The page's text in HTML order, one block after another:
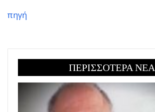
πηγή
ΠΕΡΙΣΣΟΤΕΡΑ ΝΕΑ